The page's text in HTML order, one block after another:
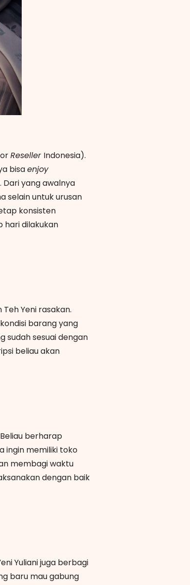
Reseller Indonesia).
bisaenjoy
Dari yang awalnya
selain untuk urusan
konsisten
hari dilakukan
Yeni rasakan.
barang yang
sudah sesuai dengan
beliau akan
berharap
ingin memiliki toko
membagi waktu
dengan baik
Yuliani juga berbagi
baru mau gabung